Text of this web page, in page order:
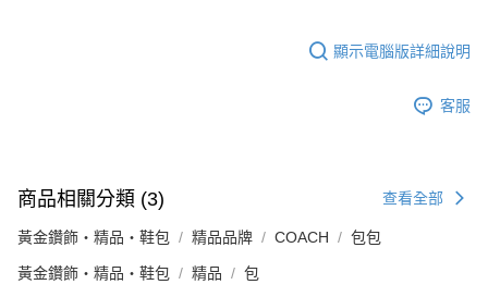
顯示電腦版詳細說明
客服
商品相關分類 (3) 查看全部
黃金鑽飾・精品・鞋包 精品品牌 COACH 包包
黃金鑽飾・精品・鞋包 精品 包